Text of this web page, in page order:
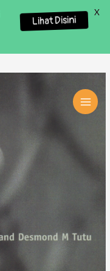
Lihat Disini
X